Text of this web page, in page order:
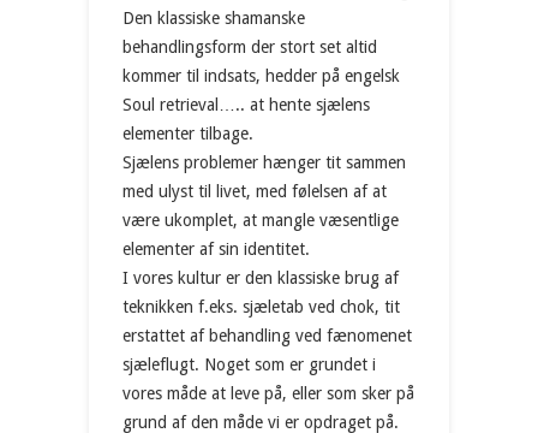
Den klassiske shamanske
behandlingsform der stort set altid
kommer til indsats, hedder på engelsk
Soul retrieval….. at hente sjælens
elementer tilbage.
Sjælens problemer hænger tit sammen
med ulyst til livet, med følelsen af at
være ukomplet, at mangle væsentlige
elementer af sin identitet.
I vores kultur er den klassiske brug af
teknikken f.eks. sjæletab ved chok, tit
erstattet af behandling ved fænomenet
sjæleflugt. Noget som er grundet i
vores måde at leve på, eller som sker på
grund af den måde vi er opdraget på.